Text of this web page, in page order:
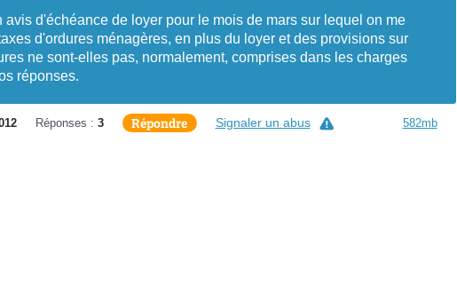
avis d'échéance de loyer pour le mois de mars sur lequel on me
d'ordures ménagères, en plus du loyer et des provisions sur
ne sont-elles pas, normalement, comprises dans les charges
réponses.
Réponses : 3 Répondre 582mb
Signaler un abus